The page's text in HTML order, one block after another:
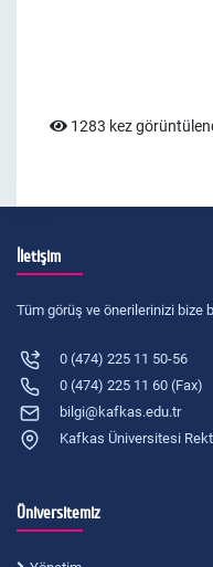
1283 kez
İletişim
Tüm görüş ve önerilerinizi bize
0 (474) 225 11 50-56
0 (474) 225 11 60 (Fax)
bilgi@kafkas.edu.tr
Kafkas Üniversitesi
Üniversitemiz